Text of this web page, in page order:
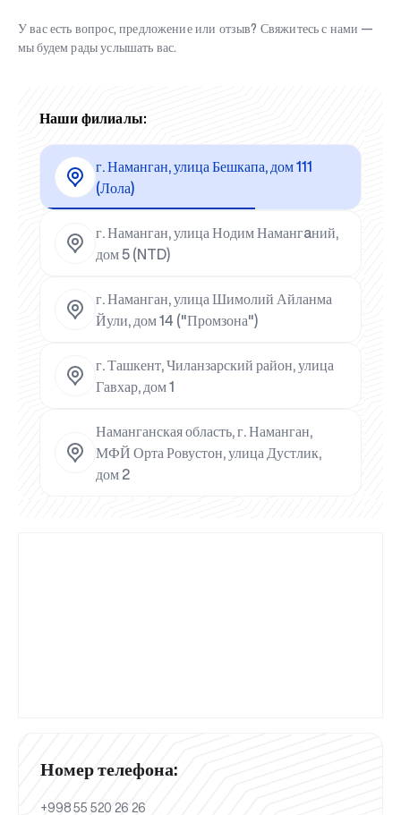
У вас есть вопрос, предложение или отзыв? Свяжитесь с нами —
мы будем рады услышать вас.
Наши филиалы:
г. Наманган, улица Бешкапа, дом 111
(Лола)
г. Наманган, улица Нодим Намангaний,
дом 5 (NTD)
г. Наманган, улица Шимолий Айланма
Йули, дом 14 ("Промзона")
г. Ташкент, Чиланзарский район, улица
Гавхар, дом 1
Наманганская область, г. Наманган,
МФЙ Орта Ровустон, улица Дустлик,
дом 2
Номер телефона:
+998 55 520 26 26